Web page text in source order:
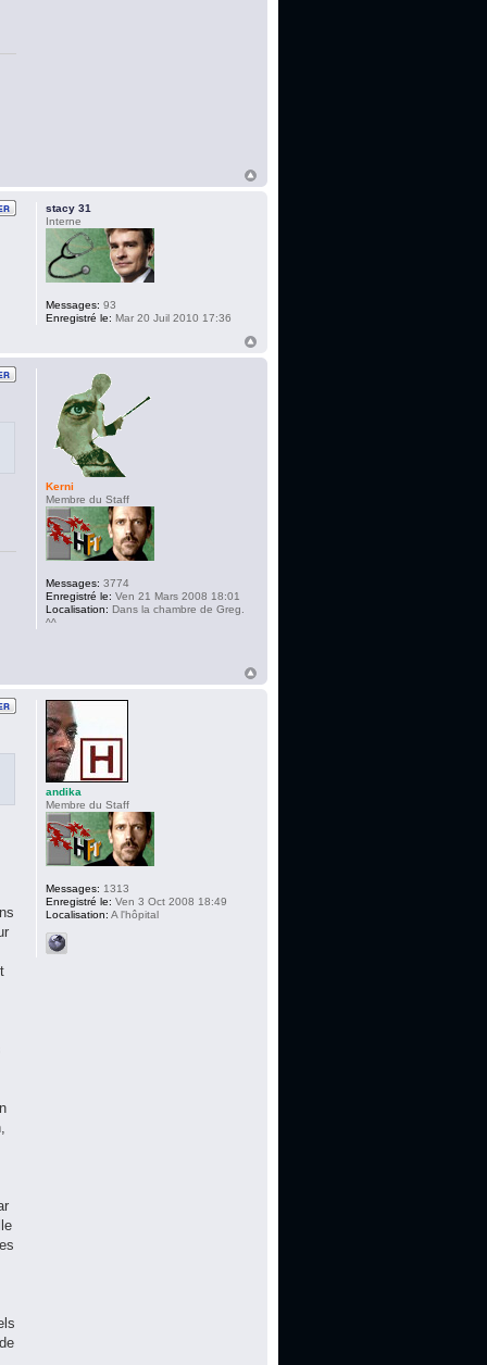
stacy 31
Interne
Messages: 93
Enregistré le: Mar 20 Juil 2010 17:36
Kerni
Membre du Staff
Messages: 3774
Enregistré le: Ven 21 Mars 2008 18:01
Localisation: Dans la chambre de Greg.
^^
andika
Membre du Staff
Messages: 1313
Enregistré le: Ven 3 Oct 2008 18:49
Localisation: A l'hôpital